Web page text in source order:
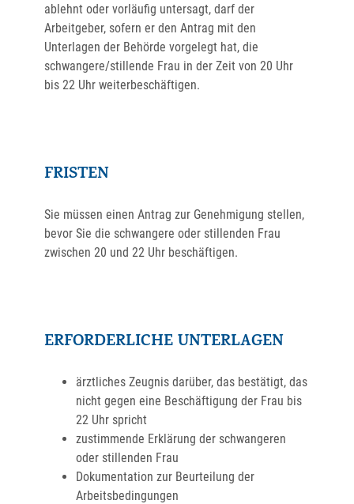
ablehnt oder vorläufig untersagt, darf der
Arbeitgeber, sofern er den Antrag mit den
Unterlagen der Behörde vorgelegt hat, die
schwangere/stillende Frau in der Zeit von 20 Uhr
bis 22 Uhr weiterbeschäftigen.
FRISTEN
Sie müssen einen Antrag zur Genehmigung stellen,
bevor Sie die schwangere oder stillenden Frau
zwischen 20 und 22 Uhr beschäftigen.
ERFORDERLICHE UNTERLAGEN
ärztliches Zeugnis darüber, das bestätigt, das
nicht gegen eine Beschäftigung der Frau bis
22 Uhr spricht
zustimmende Erklärung der schwangeren
oder stillenden Frau
Dokumentation zur Beurteilung der
Arbeitsbedingungen